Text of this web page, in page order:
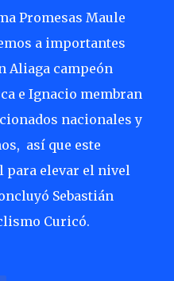
Promesas Maule
a importantes
Aliaga campeón
e Ignacio membran
nacionales y
así que este
para elevar el nivel
Sebastián
Curicó.